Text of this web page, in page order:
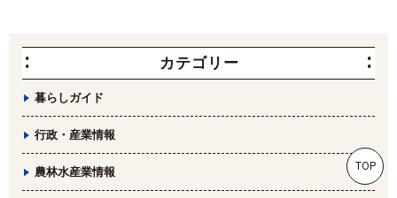
カテゴリー
暮らしガイド
行政・産業情報
農林水産業情報 TOP